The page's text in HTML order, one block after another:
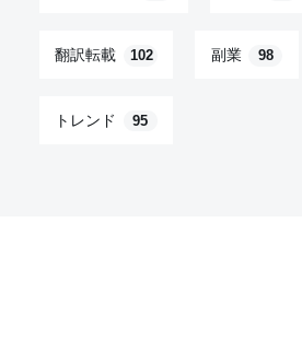
翻訳転載 102 副業 98
トレンド 95